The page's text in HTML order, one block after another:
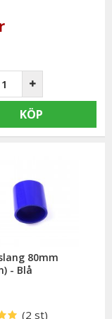
KÖP
80mm
- Blå
(2 st)